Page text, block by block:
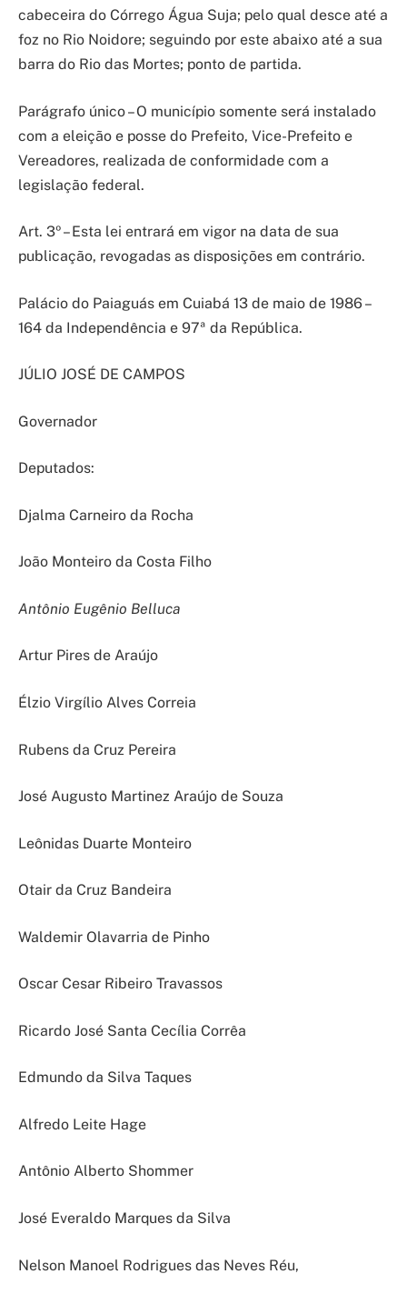
cabeceira do Córrego Água Suja; pelo qual desce até a
foz no Rio Noidore; seguindo por este abaixo até a sua
barra do Rio das Mortes; ponto de partida.
Parágrafo único – O município somente será instalado
com a eleição e posse do Prefeito, Vice-Prefeito e
Vereadores, realizada de conformidade com a
legislação federal.
Art. 3º – Esta lei entrará em vigor na data de sua
publicação, revogadas as disposições em contrário.
Palácio do Paiaguás em Cuiabá 13 de maio de 1986 –
164 da Independência e 97ª da República.
JÚLIO JOSÉ DE CAMPOS
Governador
Deputados:
Djalma Carneiro da Rocha
João Monteiro da Costa Filho
Antônio Eugênio Belluca
Artur Pires de Araújo
Élzio Virgílio Alves Correia
Rubens da Cruz Pereira
José Augusto Martinez Araújo de Souza
Leônidas Duarte Monteiro
Otair da Cruz Bandeira
Waldemir Olavarria de Pinho
Oscar Cesar Ribeiro Travassos
Ricardo José Santa Cecília Corrêa
Edmundo da Silva Taques
Alfredo Leite Hage
Antônio Alberto Shommer
José Everaldo Marques da Silva
Nelson Manoel Rodrigues das Neves Réu,